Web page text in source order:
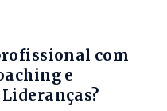
com
e